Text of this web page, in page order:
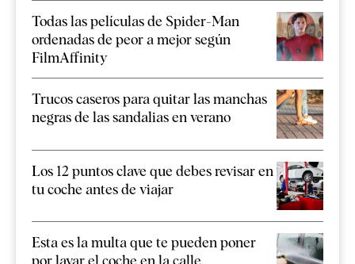
Todas las películas de Spider-Man
ordenadas de peor a mejor según
FilmAffinity
Trucos caseros para quitar las manchas
negras de las sandalias en verano
Los 12 puntos clave que debes revisar en
tu coche antes de viajar
Esta es la multa que te pueden poner
por lavar el coche en la calle